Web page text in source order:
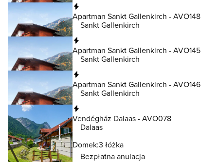
Apartman Sankt Gallenkirch - AVO148
Sankt Gallenkirch
Apartman Sankt Gallenkirch - AVO145
Sankt Gallenkirch
Apartman Sankt Gallenkirch - AVO146
Sankt Gallenkirch
Vendégház Dalaas - AVO078
Dalaas
Domek:3 łóżka
Bezpłatna anulacja